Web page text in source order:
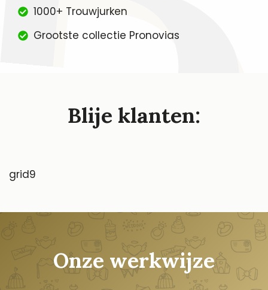
1000+ Trouwjurken
Grootste collectie Pronovias
Blije klanten:
grid9
Onze werkwijze